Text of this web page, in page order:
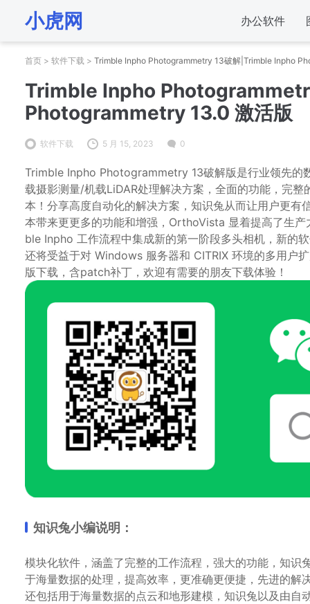
小虎网 办公软件
首页 > 软件下载 > Trimble Inpho Photogrammetry 13破解|Trimble Inpho
Trimble Inpho
Photogrammetry 13.0 激活版
软件下载 5 月 15, 2023 0
Trimble Inpho Photogrammetry 13破解版是行业领先的
载摄影测量/机载LiDAR处理解决方案，全面的功能，完
本！分享高度自动化的解决方案，知识兔从而让用户更
本带来更更多的功能和增强，OrthoVista 显着提高了生
ble Inpho 工作流程中集成新的第一阶段多头相机，新的
还将受益于对 Windows 服务器和 CITRIX 环境的多用户
版下载，含patch补丁，欢迎有需要的朋友下载体验！
知识兔小编说明：
模块化软件，涵盖了完整的工作流程，强大的功能，知
于海量数据的处理，提高效率，更准确更便捷，先进的
还包括用于海量数据的点云和地形建模，知识兔以及由自